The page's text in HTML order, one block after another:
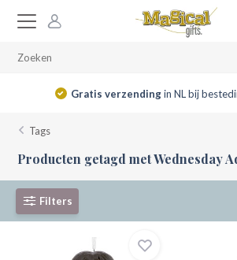
Gratis verzendingin NL bij
Tags
Producten getagd met Wednesday
Filters